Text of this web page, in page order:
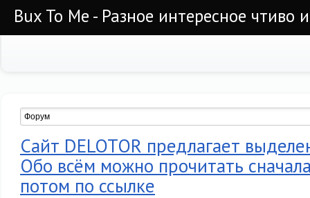
Bux To Me - Разное интересное чтиво
Сайт DELOTOR предлагает
Обо всём можно прочитать
потом по ссылке